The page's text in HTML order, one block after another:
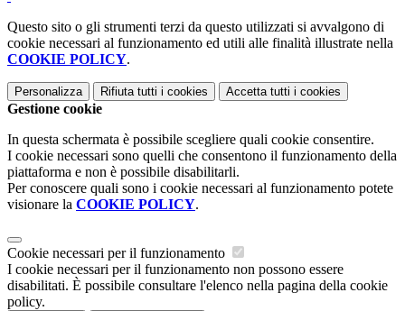
Questo sito o gli strumenti terzi da questo utilizzati si avvalgono di
cookie necessari al funzionamento ed utili alle finalità illustrate nella
COOKIE POLICY.
Personalizza Rifiuta tutti i cookies Accetta tutti i cookies
Gestione cookie
In questa schermata è possibile scegliere quali cookie consentire.
I cookie necessari sono quelli che consentono il funzionamento della
piattaforma e non è possibile disabilitarli.
Per conoscere quali sono i cookie necessari al funzionamento potete
visionare la COOKIE POLICY.
Cookie necessari per il funzionamento
I cookie necessari per il funzionamento non possono essere
disabilitati. È possibile consultare l'elenco nella pagina della cookie
policy.